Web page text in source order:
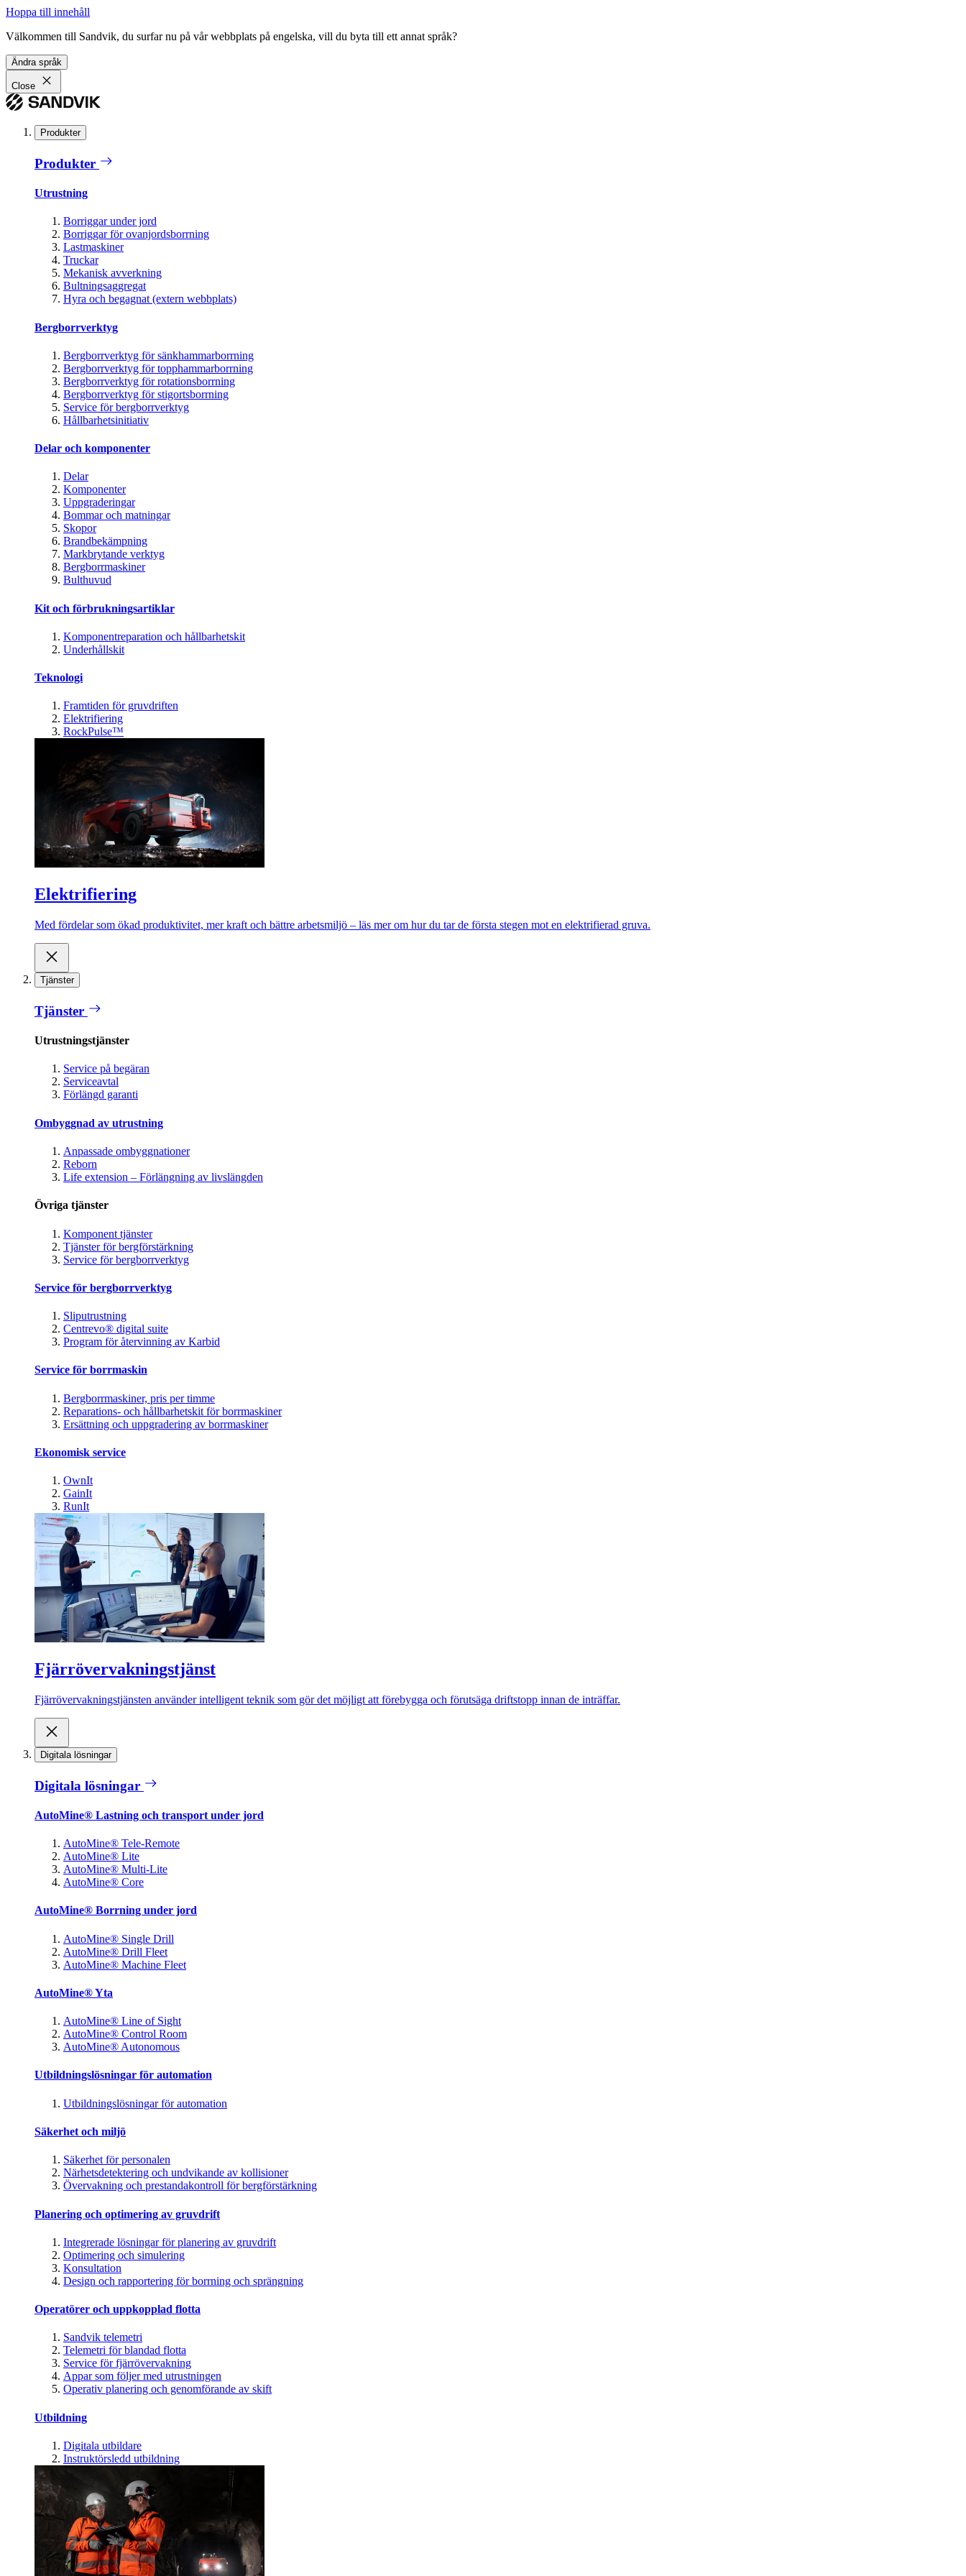
Hoppa till innehåll
Välkommen till Sandvik, du surfar nu på vår webbplats på engelska, vill du byta till ett annat språk?
Ändra språk
Close
Produkter
Produkter
Utrustning
Borriggar under jord
Borriggar för ovanjordsborrning
Lastmaskiner
Truckar
Mekanisk avverkning
Bultningsaggregat
Hyra och begagnat (extern webbplats)
Bergborrverktyg
Bergborrverktyg för sänkhammarborrning
Bergborrverktyg för topphammarborrning
Bergborrverktyg för rotationsborrning
Bergborrverktyg för stigortsborrning
Service för bergborrverktyg
Hållbarhetsinitiativ
Delar och komponenter
Delar
Komponenter
Uppgraderingar
Bommar och matningar
Skopor
Brandbekämpning
Markbrytande verktyg
Bergborrmaskiner
Bulthuvud
Kit och förbrukningsartiklar
Komponentreparation och hållbarhetskit
Underhållskit
Teknologi
Framtiden för gruvdriften
Elektrifiering
RockPulse™
Elektrifiering
Med fördelar som ökad produktivitet, mer kraft och bättre arbetsmiljö – läs mer om hur du tar de första stegen mot en elektrifierad gruva.
Tjänster
Tjänster
Utrustningstjänster
Service på begäran
Serviceavtal
Förlängd garanti
Ombyggnad av utrustning
Anpassade ombyggnationer
Reborn
Life extension – Förlängning av livslängden
Övriga tjänster
Komponent tjänster
Tjänster för bergförstärkning
Service för bergborrverktyg
Service för bergborrverktyg
Sliputrustning
Centrevo® digital suite
Program för återvinning av Karbid
Service för borrmaskin
Bergborrmaskiner, pris per timme
Reparations- och hållbarhetskit för borrmaskiner
Ersättning och uppgradering av borrmaskiner
Ekonomisk service
OwnIt
GainIt
RunIt
Fjärrövervakningstjänst
Fjärrövervakningstjänsten använder intelligent teknik som gör det möjligt att förebygga och förutsäga driftstopp innan de inträffar.
Digitala lösningar
Digitala lösningar
AutoMine® Lastning och transport under jord
AutoMine® Tele-Remote
AutoMine® Lite
AutoMine® Multi-Lite
AutoMine® Core
AutoMine® Borrning under jord
AutoMine® Single Drill
AutoMine® Drill Fleet
AutoMine® Machine Fleet
AutoMine® Yta
AutoMine® Line of Sight
AutoMine® Control Room
AutoMine® Autonomous
Utbildningslösningar för automation
Utbildningslösningar för automation
Säkerhet och miljö
Säkerhet för personalen
Närhetsdetektering och undvikande av kollisioner
Övervakning och prestandakontroll för bergförstärkning
Planering och optimering av gruvdrift
Integrerade lösningar för planering av gruvdrift
Optimering och simulering
Konsultation
Design och rapportering för borrning och sprängning
Operatörer och uppkopplad flotta
Sandvik telemetri
Telemetri för blandad flotta
Service för fjärrövervakning
Appar som följer med utrustningen
Operativ planering och genomförande av skift
Utbildning
Digitala utbildare
Instruktörsledd utbildning